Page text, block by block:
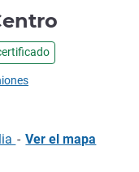
ALL)
- Ver el mapa